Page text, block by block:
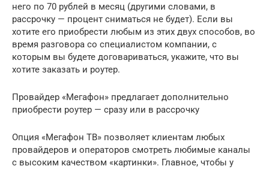
него по 70 рублей в месяц (другими словами, в
рассрочку — процент сниматься не будет). Если вы
хотите его приобрести любым из этих двух способов, во
время разговора со специалистом компании, с
которым вы будете договариваться, укажите, что вы
хотите заказать и роутер.
Провайдер «Мегафон» предлагает дополнительно
приобрести роутер — сразу или в рассрочку
Опция «Мегафон ТВ» позволяет клиентам любых
провайдеров и операторов смотреть любимые каналы
с высоким качеством «картинки». Главное, чтобы у